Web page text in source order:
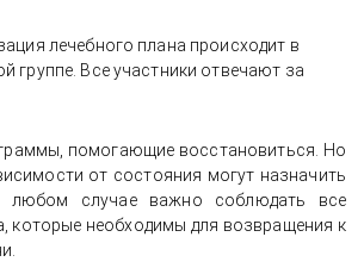
лечебного плана происходит в
группе. Все участники отвечают за
помогающие восстановиться. Но
от состояния могут назначить
любом случае важно соблюдать все
которые необходимы для возвращения к